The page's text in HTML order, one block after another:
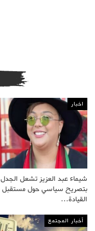
اخبار
شيماء عبد العزيز تشعل الجدل
بتصريح سياسي حول مستقبل
القيادة…
أخبار المجتمع